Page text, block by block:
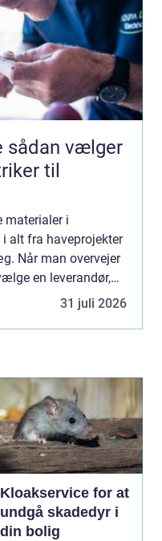
til
materialer i
i alt fra haveprojekter
Når man overvejer
en leverandør,
31 juli 2026
Kloakservice for at
undgå skadedyr i
din bolig